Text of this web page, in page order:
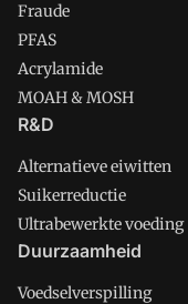
Fraude
PFAS
Acrylamide
MOAH & MOSH
R&D
Alternatieve eiwitten
Suikerreductie
Ultrabewerkte voeding
Duurzaamheid
Voedselverspilling